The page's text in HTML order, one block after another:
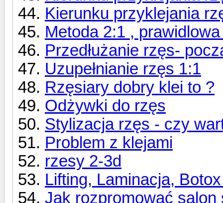
Kierunku przyklejania
Metoda 2:1 ,
Przedłużanie rzęs-
Uzupełnianie rzęs 1:1
Rzęsiary dobry klei to ?
Odżywki do rzęs
Stylizacja rzęs - czy
Problem z klejami
rzesy 2-3d
Lifting, Laminacja,
Jak rozpromować salon